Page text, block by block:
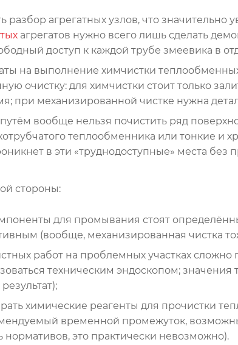
разбор агрегатных узлов, что значительно
агрегатов нужно всего лишь сделать
доступ к каждой трубе змеевика в
на выполнение химчистки
очистку: для химчистки стоит только
при механизированной чистке нужна
вообще нельзя почистить ряд
теплообменника или тонкие и
в эти «труднодоступные» места без
стороны:
для промывания стоят
(вообще, механизированная чистка
работ на проблемных участках
техническим эндоскопом;
химические реагенты для прочистки
временной промежуток,
это практически невозможно).